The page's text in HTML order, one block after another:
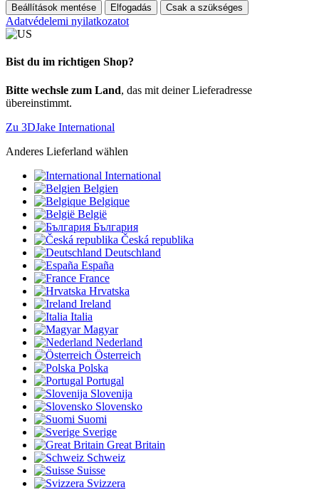
Beállítások mentése Elfogadás Csak a szükséges
Adatvédelemi nyilatkozatot
Bist du im richtigen Shop?
Bitte wechsle zum Land, das mit deiner Lieferadresse
übereinstimmt.
Zu 3DJake International
Anderes Lieferland wählen
International
Belgien
Belgique
België
България
Česká republika
Deutschland
España
France
Hrvatska
Ireland
Italia
Magyar
Nederland
Österreich
Polska
Portugal
Slovenija
Slovensko
Suomi
Sverige
Great Britain
Schweiz
Suisse
Svizzera